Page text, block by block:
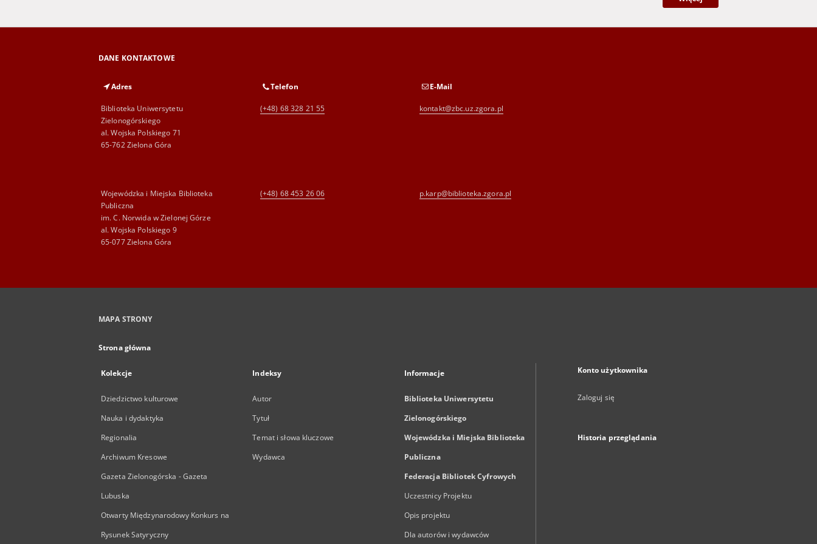
DANE KONTAKTOWE
Adres
Biblioteka Uniwersytetu
Zielonogórskiego
al. Wojska Polskiego 71
65-762 Zielona Góra
Telefon
(+48) 68 328 21 55
E-Mail
kontakt@zbc.uz.zgora.pl
Wojewódzka i Miejska Biblioteka
Publiczna
im. C. Norwida w Zielonej Górze
al. Wojska Polskiego 9
65-077 Zielona Góra
(+48) 68 453 26 06 p.karp@biblioteka.zgora.pl
MAPA STRONY
Strona główna
Kolekcje
Dziedzictwo kulturowe
Nauka i dydaktyka
Regionalia
Archiwum Kresowe
Gazeta Zielonogórska - Gazeta
Lubuska
Otwarty Międzynarodowy Konkurs na
Rysunek Satyryczny
Indeksy
Autor
Tytuł
Temat i słowa kluczowe
Wydawca
Informacje
Biblioteka Uniwersytetu
Zielonogórskiego
Wojewódzka i Miejska Biblioteka
Publiczna
Federacja Bibliotek Cyfrowych
Uczestnicy Projektu
Opis projektu
Dla autorów i wydawców
Konto użytkownika
Zaloguj się
Historia przeglądania